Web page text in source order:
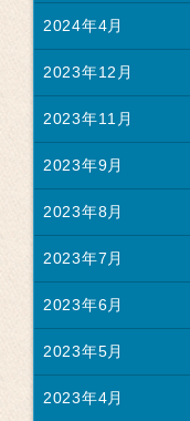
2024年4月
2023年12月
2023年11月
2023年9月
2023年8月
2023年7月
2023年6月
2023年5月
2023年4月